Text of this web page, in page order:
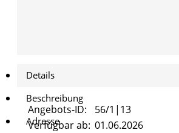
Details
Beschreibung
Adresse
Angebots-ID:
56/1|13
Verfügbar ab: 01.06.2026